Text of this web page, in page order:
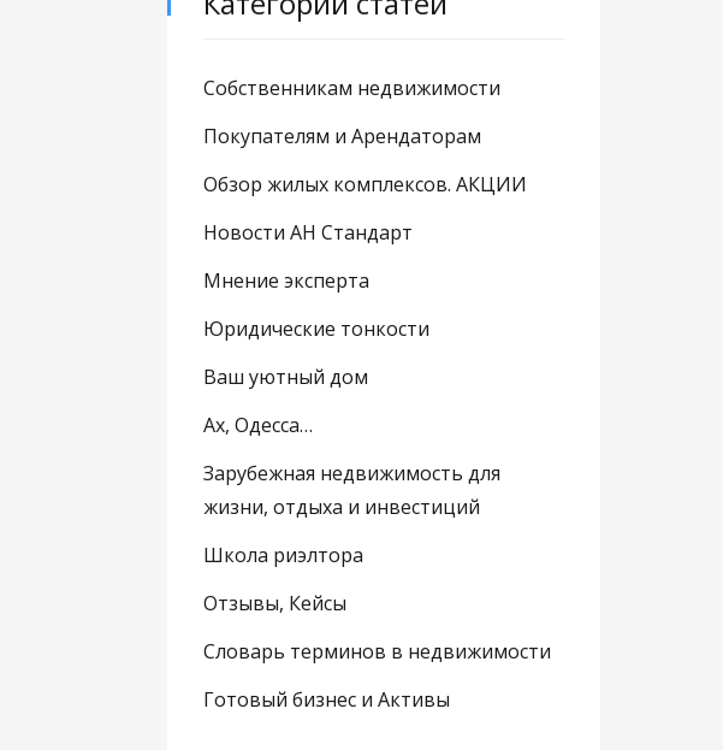
Собственникам недвижимости
Покупателям и Арендаторам
Обзор жилых комплексов. АКЦИИ
Новости АН Стандарт
Мнение эксперта
Юридические тонкости
Ваш уютный дом
Ах, Одесса…
Зарубежная недвижимость для
жизни, отдыха и инвестиций
Школа риэлтора
Отзывы, Кейсы
Словарь терминов в недвижимости
Готовый бизнес и Активы